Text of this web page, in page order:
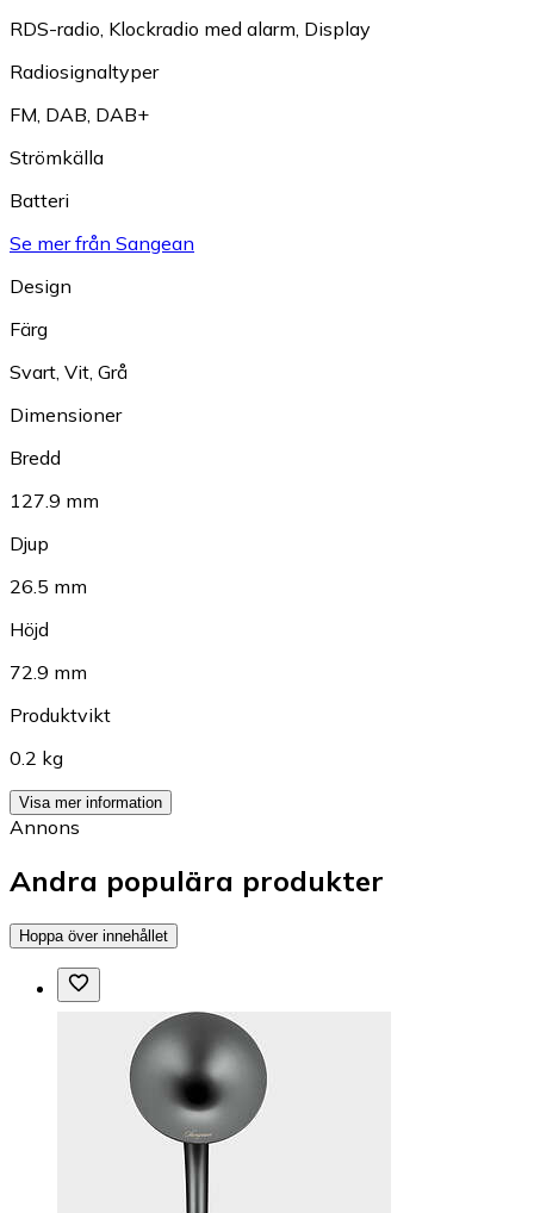
RDS-radio Klockradio med alarm Display
Radiosignaltyper
FM DAB DAB+
Strömkälla
Batteri
Se mer från Sangean
Design
Färg
Svart Vit Grå
Dimensioner
Bredd
127.9 mm
Djup
26.5 mm
Höjd
72.9 mm
Produktvikt
0.2 kg
Visa mer information
Annons
Andra populära produkter
Hoppa över innehållet